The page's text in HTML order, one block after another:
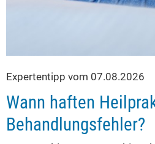
Expertentipp vom 07.08.2026
Wann haften
Behandlungsfehler?